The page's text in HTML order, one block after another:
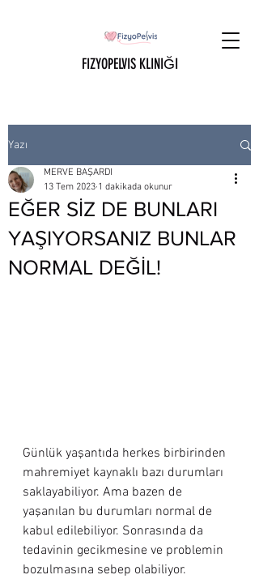
FIZYOPELVIS KLINIĞI
Yazı
EĞER SİZ DE BUNLARI
YAŞIYORSANIZ BUNLAR
NORMAL DEĞİL!
MERVE BAŞARDI
13 Tem 2023 1 dakikada okunur
Günlük yaşantıda herkes birbirinden
mahremiyet kaynaklı bazı durumları
saklayabiliyor. Ama bazen de
yaşanılan bu durumları normal de
kabul edilebiliyor. Sonrasında da
tedavinin gecikmesine ve problemin
bozulmasına sebep olabiliyor.